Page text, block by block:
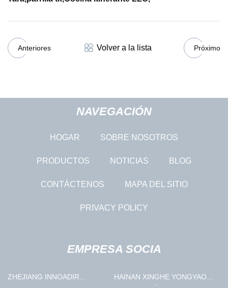
Anteriores Volver a la lista Próximo
NAVEGACIÓN
HOGAR SOBRE NOSOTROS
PRODUCTOS NOTICIAS BLOG
CONTÁCTENOS MAPA DEL SITIO
PRIVACY POLICY
EMPRESA SOCIA
ZHEJIANG INNOADIR
HAINAN XINGHE YONGYAO